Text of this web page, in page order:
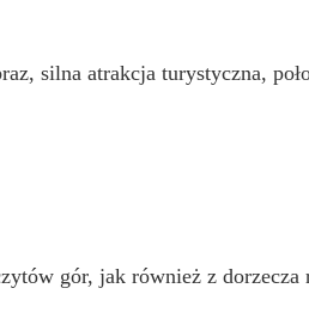
silna atrakcja turystyczna,
gór, jak również z